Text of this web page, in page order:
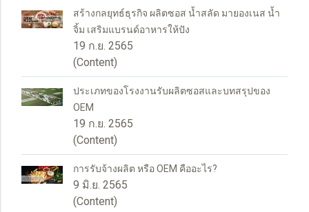
สร้างกลยุทธ์ธุรกิจ ผลิตซอส น้ำสลัด มายองเนส น้ำ
จิ้ม เสริมแบรนด์อาหารให้ปัง
19 ก.ย. 2565
(Content)
ประเภทของโรงงานรับผลิตซอสและบทสรุปของ
OEM
19 ก.ย. 2565
(Content)
การรับจ้างผลิต หรือ OEM คืออะไร?
9 มิ.ย. 2565
(Content)